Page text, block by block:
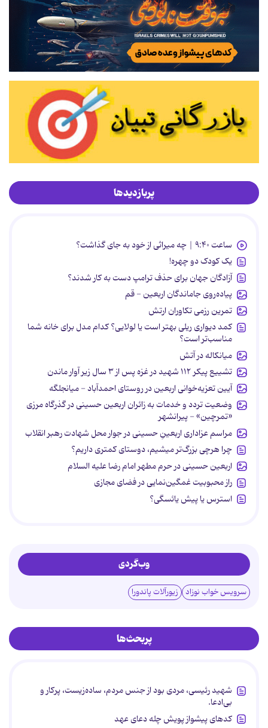
پربازدیدها
ساعت ۹:۴۰ | چه میراثی از خود به جای گذاشت؟
یک کودک دو چهره!
آزادگان جهان برای حذف ترامپ دست به کار شدند؟
پیاده‌روی جاماندگان اربعین - قم
تمرین رزمی تکاوران ارتش
کمد دیواری ریلی بهتر است یا لولایی؟ کدام مدل برای خانه شما
مناسب‌تر است؟
میانکاله در آتش
تشییع پیکر ۱۱۲ شهید در غزه پس از ۳ سال زیر آوار ماندن
آیین تعزیه‌خوانی اربعین در روستای احمدآباد - میانجلگه
وضعیت تردد و خدمات به زائران اربعین حسینی در گذرگاه مرزی
«تمرچین» - پیرانشهر
مراسم عزاداری اربعینِ حسینی در جوار محل شهادت رهبر انقلاب
چرا هرچی بزرگ‌تر میشیم، دوستای کمتری داریم؟
اربعین حسینی در حرم مطهر امام رضا علیه السلام
راز محبوبیت غمگین‌نمایی در فضای مجازی
استرس یا پیش یائسگی؟
وب‌گردی
سرویس خواب نوزاد زیورآلات پاندورا
پربحث‌ها
شهید رئیسی، مردی بود از جنس مردم، ساده‌زیست، پرکار و
بی‌ادعا.
کدهای پیشواز پویش چله دعای عهد